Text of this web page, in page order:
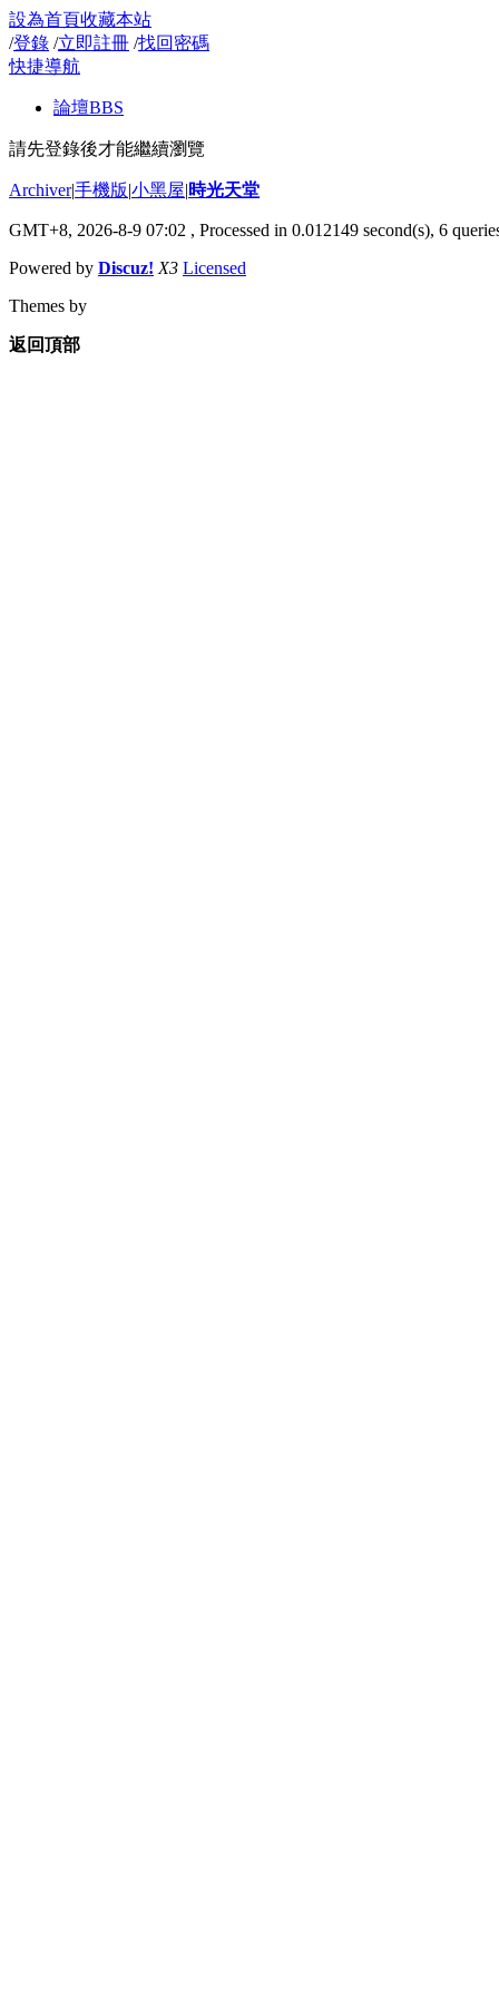
設為首頁收藏本站
/登錄 /立即註冊 /找回密碼
快捷導航
論壇BBS
請先登錄後才能繼續瀏覽
Archiver|手機版|小黑屋|時光天堂
GMT+8, 2026-8-9 07:02 , Processed in 0.012149 second(s), 6
Powered by Discuz! X3 Licensed
Themes by
返回頂部